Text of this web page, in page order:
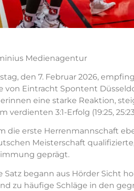
Medienagentur
den 7. Februar 2026,
von Eintracht Spontent
eine starke Reaktion,
verdienten 3:1-Erfolg (19:25,
die erste Herrenmannschaft
Meisterschaft
geprägt.
Satz begann aus Hörder Sicht
zu häufige Schläge in den